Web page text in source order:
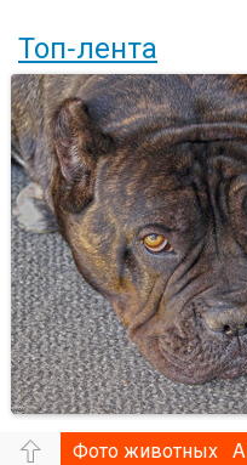
Топ-лента
Фото животных